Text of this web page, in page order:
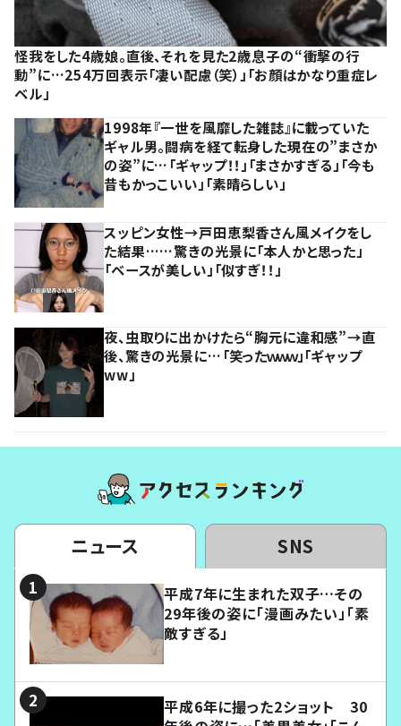
怪我をした4歳娘。直後、それを見た2歳息子の“衝撃の行
動”に…254万回表示「凄い配慮（笑）」「お顔はかなり重症レ
ベル」
1998年『一世を風靡した雑誌』に載っていた
ギャル男。闘病を経て転身した現在の”まさか
の姿”に…「ギャップ！！」「まさかすぎる」「今も
昔もかっこいい」「素晴らしい」
スッピン女性→戸田恵梨香さん風メイクをし
た結果……驚きの光景に「本人かと思った」
「ベースが美しい」「似すぎ！！」
夜、虫取りに出かけたら“胸元に違和感”→直
後、驚きの光景に…「笑ったｗｗｗ」「ギャップ
ww」
ニュース SNS
平成7年に生まれた双子…その
29年後の姿に「漫画みたい」「素
敵すぎる」
平成6年に撮った2ショット 30